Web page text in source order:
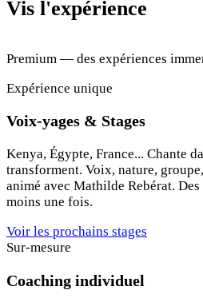
Vis l'expérience
Premium — des expériences
Expérience unique
Voix-yages & Stages
Kenya, Égypte, France... Chante
transforment. Voix, nature,
animé avec Mathilde Rebérat.
moins une fois.
Voir les prochains stages
Sur-mesure
Coaching individuel